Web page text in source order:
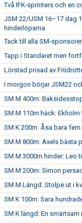
Två IFK-sprinters och en
JSM 22/USM 16–17 dag
hinderlöparna
Tack till alla SM-sponsorer
Tapp i Standaret men
Lörstad prisad av
I morgon börjar JSM22
SM M 400m:
SM M 110m häck: Ekholm
SM K 200m: Åsa bara
SM M 800m: Axels bästa
SM M 3000m hinder: Leo
SM M 200m: Simon
SM M Längd: Stolpe ut i
SM K 100m: Sara
SM K längd: En